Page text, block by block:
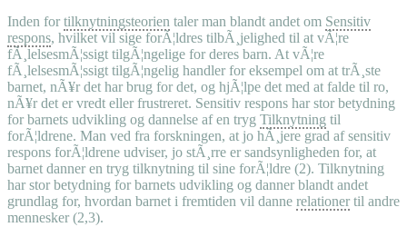
Inden for tilknytningsteorien taler man blandt andet om Sensitiv
respons, hvilket vil sige forÃ¦ldres tilbÃ¸jelighed til at vÃ¦re
fÃ¸lelsesmÃ¦ssigt tilgÃ¦ngelige for deres barn. At vÃ¦re
fÃ¸lelsesmÃ¦ssigt tilgÃ¦ngelig handler for eksempel om at trÃ¸ste
barnet, nÃ¥r det har brug for det, og hjÃ¦lpe det med at falde til ro,
nÃ¥r det er vredt eller frustreret. Sensitiv respons har stor betydning
for barnets udvikling og dannelse af en tryg Tilknytning til
forÃ¦ldrene. Man ved fra forskningen, at jo hÃ¸jere grad af sensitiv
respons forÃ¦ldrene udviser, jo stÃ¸rre er sandsynligheden for, at
barnet danner en tryg tilknytning til sine forÃ¦ldre (2). Tilknytning
har stor betydning for barnets udvikling og danner blandt andet
grundlag for, hvordan barnet i fremtiden vil danne relationer til andre
mennesker (2,3).